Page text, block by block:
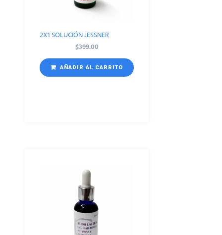
2X1 SOLUCIÓN JESSNER
$399.00
AÑADIR AL CARRITO